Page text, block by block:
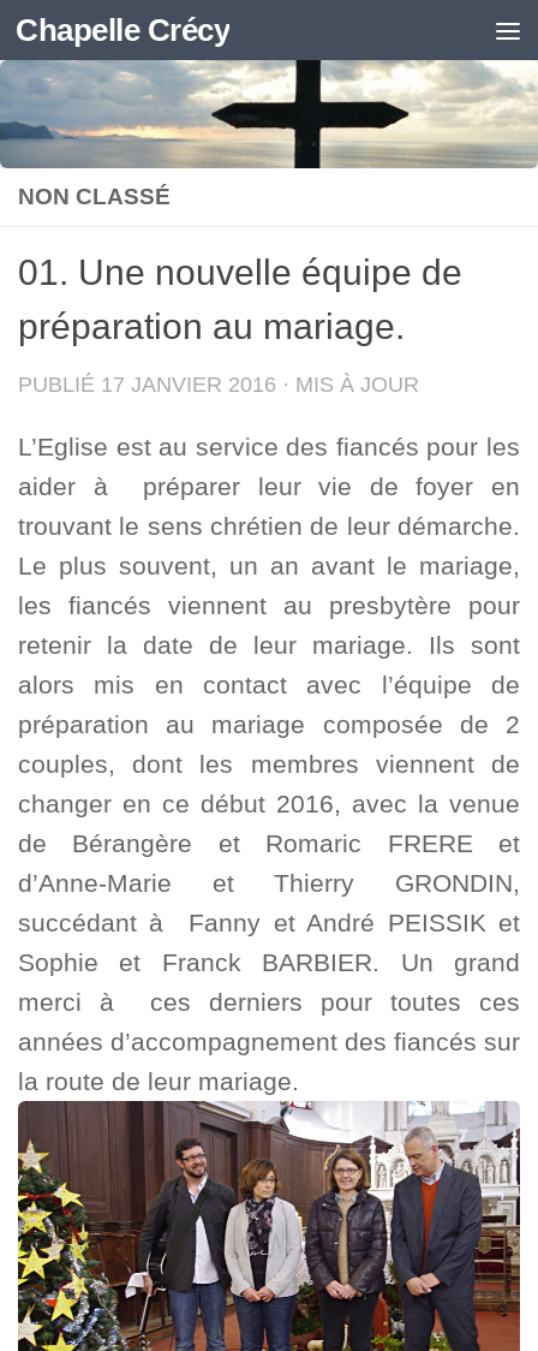
Skip to content
Chapelle Crécy
NON CLASSÉ
01. Une nouvelle équipe de
préparation au mariage.
PUBLIÉ 17 JANVIER 2016 · MIS À JOUR
L’Eglise est au service des fiancés pour les
aider à préparer leur vie de foyer en
trouvant le sens chrétien de leur démarche.
Le plus souvent, un an avant le mariage,
les fiancés viennent au presbytère pour
retenir la date de leur mariage. Ils sont
alors mis en contact avec l’équipe de
préparation au mariage composée de 2
couples, dont les membres viennent de
changer en ce début 2016, avec la venue
de Bérangère et Romaric FRERE et
d’Anne-Marie et Thierry GRONDIN,
succédant à Fanny et André PEISSIK et
Sophie et Franck BARBIER. Un grand
merci à ces derniers pour toutes ces
années d’accompagnement des fiancés sur
la route de leur mariage.